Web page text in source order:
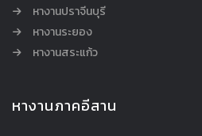
หางานปราจีนบุรี
หางานระยอง
หางานสระแก้ว
หางานภาคอีสาน